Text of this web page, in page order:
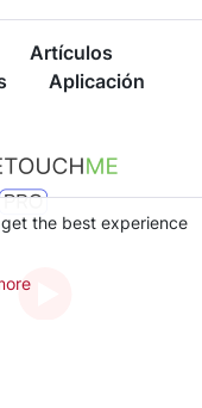
Artículos
Aplicación
the best experience